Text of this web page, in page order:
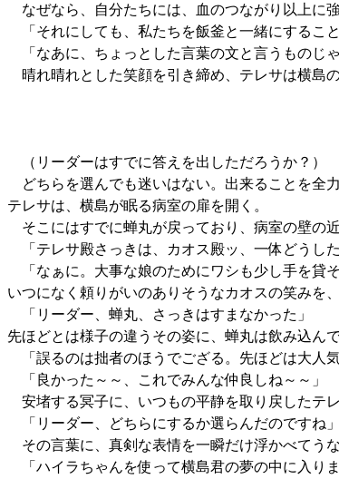
なぜなら、自分たちには、血のつながり以上に
「それにしても、私たちを飯釜と一緒にすること
「なあに、ちょっとした言葉の文と言うものじゃ
晴れ晴れとした笑顔を引き締め、テレサは横島の
（リーダーはすでに答えを出しただろうか？）
どちらを選んでも迷いはない。出来ることを全力
テレサは、横島が眠る病室の扉を開く。
そこにはすでに蝉丸が戻っており、病室の壁の
「テレサ殿さっきは、カオス殿ッ、一体どうした
「なぁに。大事な娘のためにワシも少し手を貸
いつになく頼りがいのありそうなカオスの笑みを
「リーダー、蝉丸、さっきはすまなかった」
先ほどとは様子の違うその姿に、蝉丸は飲み込ん
「誤るのは拙者のほうでござる。先ほどは大人
「良かった～～、これでみんな仲良しね～～」
安堵する冥子に、いつもの平静を取り戻したテレ
「リーダー、どちらにするか選らんだのですね」
その言葉に、真剣な表情を一瞬だけ浮かべてうな
「ハイラちゃんを使って横島君の夢の中に入り